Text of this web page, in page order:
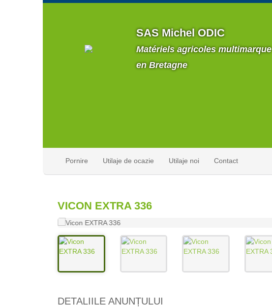
SAS Michel ODIC
Matériels agricoles multimarque
en Bretagne
Pornire Utilaje de ocazie Utilaje noi Contact
VICON EXTRA 336
DETALIILE ANUNȚULUI